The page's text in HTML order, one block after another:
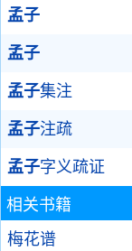
孟子
孟子
孟子集注
孟子注疏
孟子字义疏证
相关书籍
梅花谱